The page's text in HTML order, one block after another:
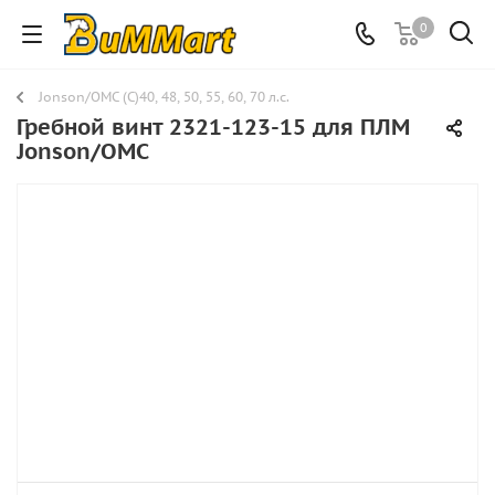
0
Jonson/OMC (C)40, 48, 50, 55, 60, 70 л.с.
Гребной винт 2321-123-15 для ПЛМ
Jonson/OMC